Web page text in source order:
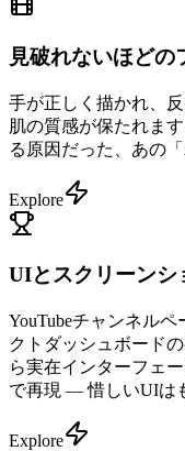
見破れないほどの
手が正しく描かれ、
肌の質感が保たれま
る原因だった、あの
Explore
UIとスクリーンシ
YouTubeチャンネル
クトダッシュボード
ら実在インターフェ
で再現 — 惜しいUIは
Explore